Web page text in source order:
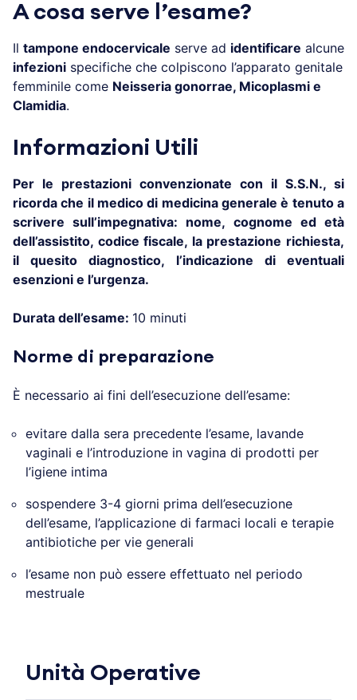
A cosa serve l’esame?
Il tampone endocervicale serve ad identificare alcune
infezioni specifiche che colpiscono l’apparato genitale
femminile come Neisseria gonorrae, Micoplasmi e
Clamidia.
Informazioni Utili
Per le prestazioni convenzionate con il S.S.N., si
ricorda che il medico di medicina generale è tenuto a
scrivere sull’impegnativa: nome, cognome ed età
dell’assistito, codice fiscale, la prestazione richiesta,
il quesito diagnostico, l’indicazione di eventuali
esenzioni e l’urgenza.
Durata dell’esame: 10 minuti
Norme di preparazione
È necessario ai fini dell’esecuzione dell’esame:
evitare dalla sera precedente l’esame, lavande
vaginali e l’introduzione in vagina di prodotti per
l’igiene intima
sospendere 3-4 giorni prima dell’esecuzione
dell’esame, l’applicazione di farmaci locali e terapie
antibiotiche per vie generali
l’esame non può essere effettuato nel periodo
mestruale
Unità Operative